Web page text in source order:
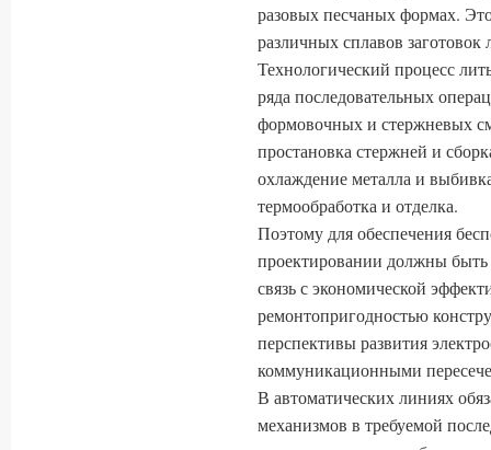
разовых песчаных формах.
различных сплавов
Технологический процесс
ряда последовательных
формовочных и стержневых
простановка стержней и
охлаждение металла и
термообработка и отделка.
Поэтому для обеспечения
проектировании должны
связь с экономической
ремонтопригодностью
перспективы развития
коммуникационными
В автоматических линиях
механизмов в требуемой